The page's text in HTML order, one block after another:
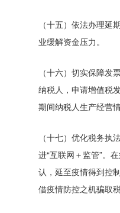
（十五）依法办理延
业缓解资金压力。
（十六）切实保障发
纳税人，申请增值税
期间纳税人生产经营
（十七）优化税务执
进“互联网＋监管”。
认，延至疫情得到控
借疫情防控之机骗取